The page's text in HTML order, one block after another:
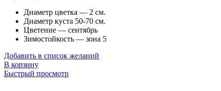
Диаметр цветка — 2 см.
Диаметр куста 50-70 см.
Цветение — сентябрь
Зимостойкость — зона 5
Добавить в список желаний
В корзину
Быстрый просмотр